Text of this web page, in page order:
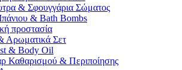
& Σφουγγάρια Σώματος
& Bath Bombs
προστασία
Αρωματικά Σετ
& Body Oil
Καθαρισμού & Περιποίησης